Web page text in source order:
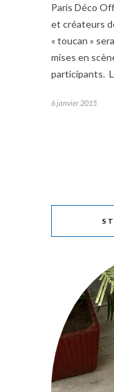
Paris Déco
et créateurs
« toucan »
mises en
participants.
6 janvier 2015